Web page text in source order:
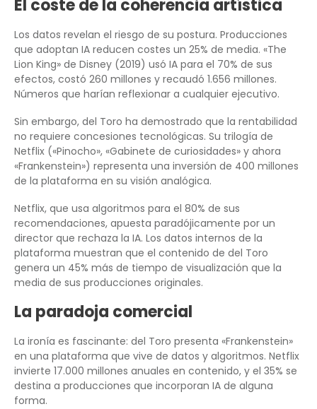
El coste de la coherencia artística
Los datos revelan el riesgo de su postura. Producciones
que adoptan IA reducen costes un 25% de media. «The
Lion King» de Disney (2019) usó IA para el 70% de sus
efectos, costó 260 millones y recaudó 1.656 millones.
Números que harían reflexionar a cualquier ejecutivo.
Sin embargo, del Toro ha demostrado que la rentabilidad
no requiere concesiones tecnológicas. Su trilogía de
Netflix («Pinocho», «Gabinete de curiosidades» y ahora
«Frankenstein») representa una inversión de 400 millones
de la plataforma en su visión analógica.
Netflix, que usa algoritmos para el 80% de sus
recomendaciones, apuesta paradójicamente por un
director que rechaza la IA. Los datos internos de la
plataforma muestran que el contenido de del Toro
genera un 45% más de tiempo de visualización que la
media de sus producciones originales.
La paradoja comercial
La ironía es fascinante: del Toro presenta «Frankenstein»
en una plataforma que vive de datos y algoritmos. Netflix
invierte 17.000 millones anuales en contenido, y el 35% se
destina a producciones que incorporan IA de alguna
forma.